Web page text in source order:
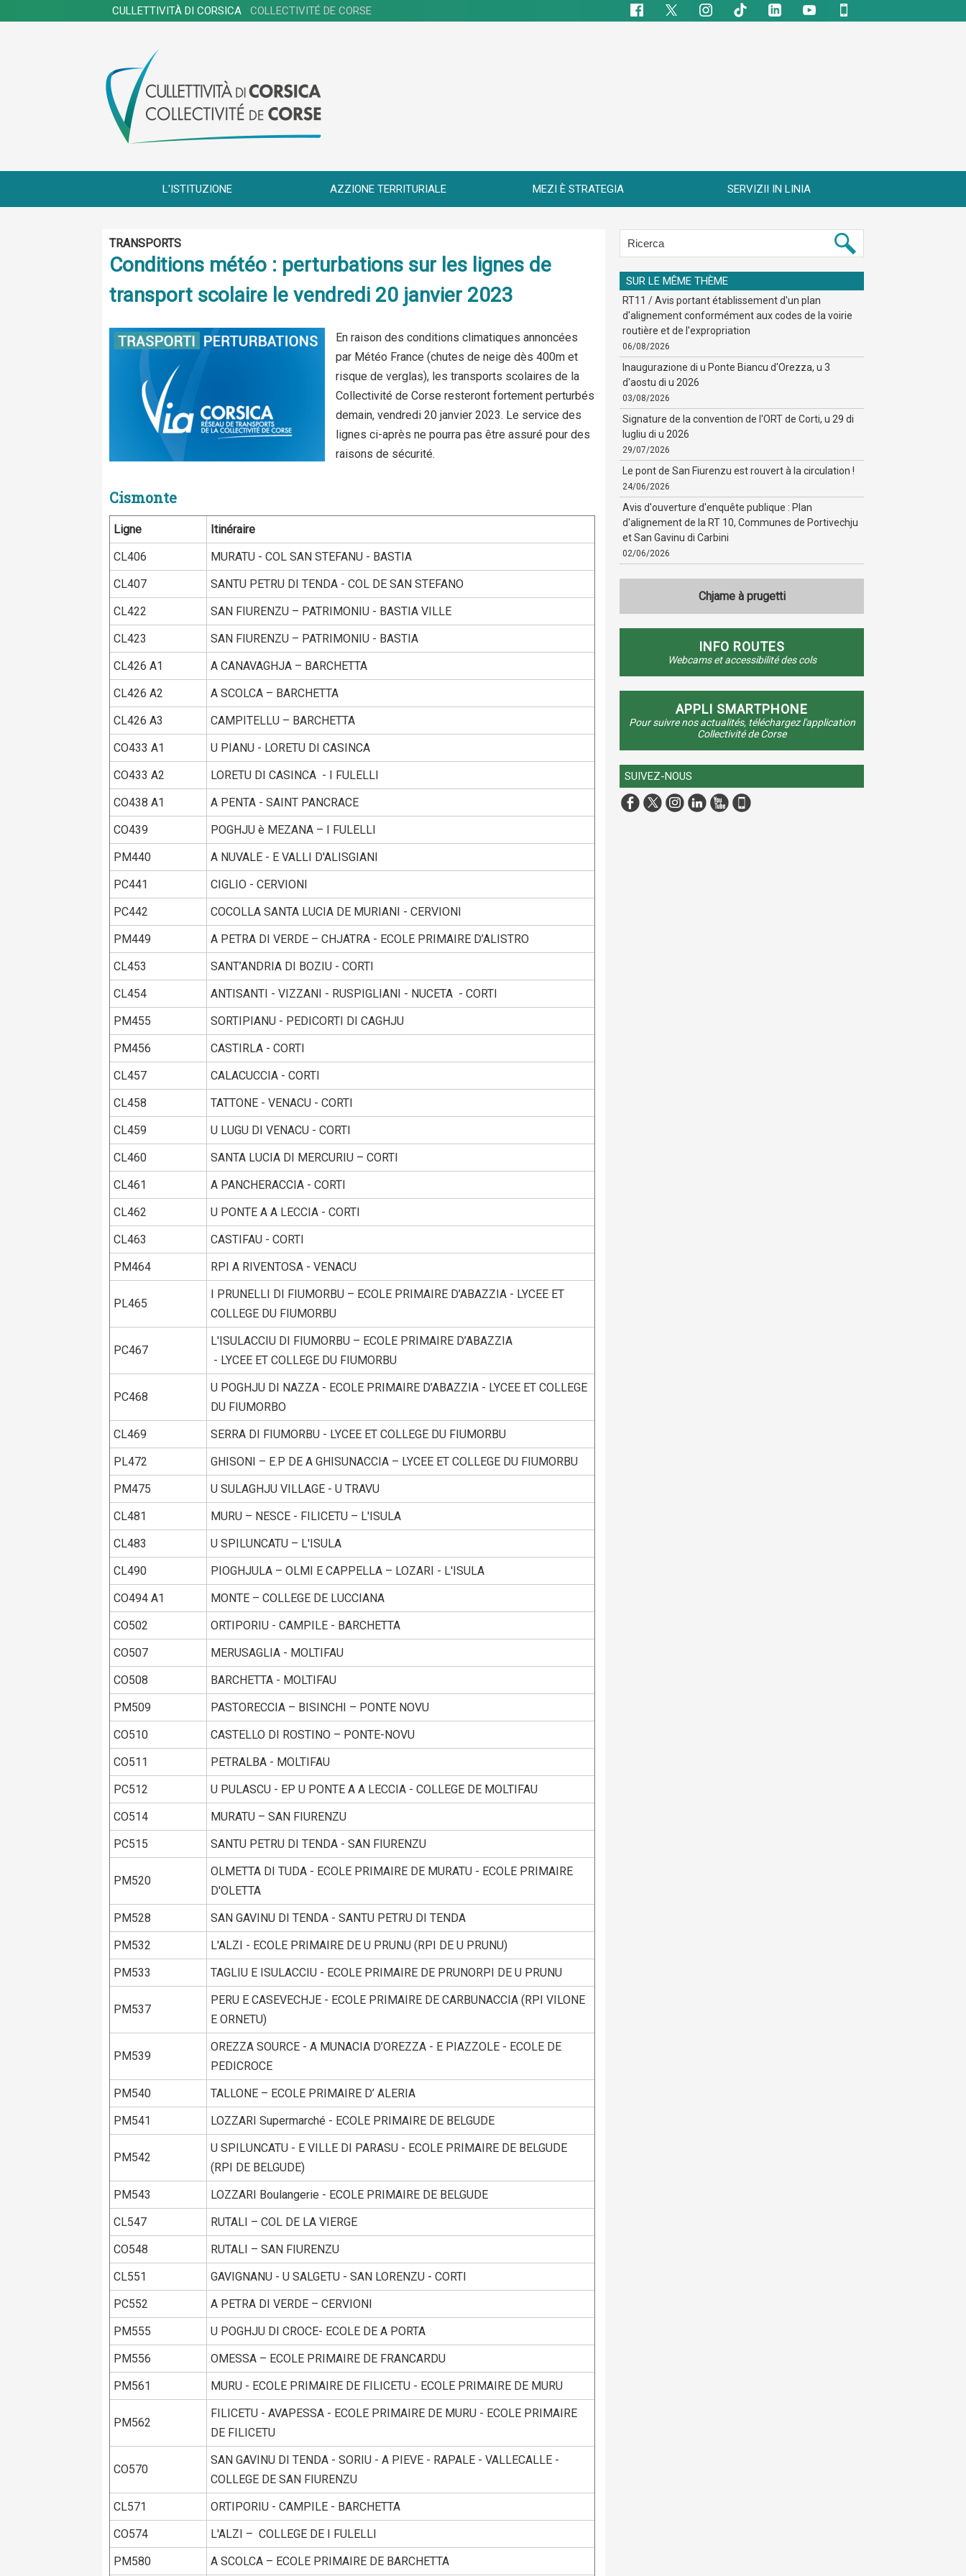
CULLETTIVITÀ DI CORSICA COLLECTIVITÉ DE CORSE
L'ISTITUZIONE AZZIONE TERRITURIALE MEZI È STRATEGIA SERVIZII IN LINIA
TRANSPORTS
Conditions météo : perturbations sur les lignes de
transport scolaire le vendredi 20 janvier 2023
En raison des conditions climatiques annoncées
par Météo France (chutes de neige dès 400m et
risque de verglas), les transports scolaires de la
Collectivité de Corse resteront fortement perturbés
demain, vendredi 20 janvier 2023. Le service des
lignes ci-après ne pourra pas être assuré pour des
raisons de sécurité.
Cismonte
Ligne
Itinéraire
CL406
MURATU - COL SAN STEFANU - BASTIA
CL407
SANTU PETRU DI TENDA - COL DE SAN STEFANO
CL422
SAN FIURENZU – PATRIMONIU - BASTIA VILLE
CL423
SAN FIURENZU – PATRIMONIU - BASTIA
CL426 A1
A CANAVAGHJA – BARCHETTA
CL426 A2
A SCOLCA – BARCHETTA
CL426 A3
CAMPITELLU – BARCHETTA
CO433 A1
U PIANU - LORETU DI CASINCA
CO433 A2
LORETU DI CASINCA - I FULELLI
CO438 A1
A PENTA - SAINT PANCRACE
CO439
POGHJU è MEZANA – I FULELLI
PM440
A NUVALE - E VALLI D'ALISGIANI
PC441
CIGLIO - CERVIONI
PC442
COCOLLA SANTA LUCIA DE MURIANI - CERVIONI
PM449
A PETRA DI VERDE – CHJATRA - ECOLE PRIMAIRE D’ALISTRO
CL453
SANT’ANDRIA DI BOZIU - CORTI
CL454
ANTISANTI - VIZZANI - RUSPIGLIANI - NUCETA - CORTI
PM455
SORTIPIANU - PEDICORTI DI CAGHJU
PM456
CASTIRLA - CORTI
CL457
CALACUCCIA - CORTI
CL458
TATTONE - VENACU - CORTI
CL459
U LUGU DI VENACU - CORTI
CL460
SANTA LUCIA DI MERCURIU – CORTI
CL461
A PANCHERACCIA - CORTI
CL462
U PONTE A A LECCIA - CORTI
CL463
CASTIFAU - CORTI
PM464
RPI A RIVENTOSA - VENACU
PL465
I PRUNELLI DI FIUMORBU – ECOLE PRIMAIRE D’ABAZZIA - LYCEE ET
COLLEGE DU FIUMORBU
PC467
L'ISULACCIU DI FIUMORBU – ECOLE PRIMAIRE D’ABAZZIA
- LYCEE ET COLLEGE DU FIUMORBU
PC468
U POGHJU DI NAZZA - ECOLE PRIMAIRE D’ABAZZIA - LYCEE ET COLLEGE
DU FIUMORBO
CL469
SERRA DI FIUMORBU - LYCEE ET COLLEGE DU FIUMORBU
PL472
GHISONI – E.P DE A GHISUNACCIA – LYCEE ET COLLEGE DU FIUMORBU
PM475
U SULAGHJU VILLAGE - U TRAVU
CL481
MURU – NESCE - FILICETU – L'ISULA
CL483
U SPILUNCATU – L'ISULA
CL490
PIOGHJULA – OLMI E CAPPELLA – LOZARI - L'ISULA
CO494 A1
MONTE – COLLEGE DE LUCCIANA
CO502
ORTIPORIU - CAMPILE - BARCHETTA
CO507
MERUSAGLIA - MOLTIFAU
CO508
BARCHETTA - MOLTIFAU
PM509
PASTORECCIA – BISINCHI – PONTE NOVU
CO510
CASTELLO DI ROSTINO – PONTE-NOVU
CO511
PETRALBA - MOLTIFAU
PC512
U PULASCU - EP U PONTE A A LECCIA - COLLEGE DE MOLTIFAU
CO514
MURATU – SAN FIURENZU
PC515
SANTU PETRU DI TENDA - SAN FIURENZU
PM520
OLMETTA DI TUDA - ECOLE PRIMAIRE DE MURATU - ECOLE PRIMAIRE
D'OLETTA
PM528
SAN GAVINU DI TENDA - SANTU PETRU DI TENDA
PM532
L'ALZI - ECOLE PRIMAIRE DE U PRUNU (RPI DE U PRUNU)
PM533
TAGLIU E ISULACCIU - ECOLE PRIMAIRE DE PRUNORPI DE U PRUNU
PM537
PERU E CASEVECHJE - ECOLE PRIMAIRE DE CARBUNACCIA (RPI VILONE
E ORNETU)
PM539
OREZZA SOURCE - A MUNACIA D’OREZZA - E PIAZZOLE - ECOLE DE
PEDICROCE
PM540
TALLONE – ECOLE PRIMAIRE D’ ALERIA
PM541
LOZZARI Supermarché - ECOLE PRIMAIRE DE BELGUDE
PM542
U SPILUNCATU - E VILLE DI PARASU - ECOLE PRIMAIRE DE BELGUDE
(RPI DE BELGUDE)
PM543
LOZZARI Boulangerie - ECOLE PRIMAIRE DE BELGUDE
CL547
RUTALI – COL DE LA VIERGE
CO548
RUTALI – SAN FIURENZU
CL551
GAVIGNANU - U SALGETU - SAN LORENZU - CORTI
PC552
A PETRA DI VERDE – CERVIONI
PM555
U POGHJU DI CROCE- ECOLE DE A PORTA
PM556
OMESSA – ECOLE PRIMAIRE DE FRANCARDU
PM561
MURU - ECOLE PRIMAIRE DE FILICETU - ECOLE PRIMAIRE DE MURU
PM562
FILICETU - AVAPESSA - ECOLE PRIMAIRE DE MURU - ECOLE PRIMAIRE
DE FILICETU
CO570
SAN GAVINU DI TENDA - SORIU - A PIEVE - RAPALE - VALLECALLE -
COLLEGE DE SAN FIURENZU
CL571
ORTIPORIU - CAMPILE - BARCHETTA
CO574
L'ALZI – COLLEGE DE I FULELLI
PM580
A SCOLCA – ECOLE PRIMAIRE DE BARCHETTA
SUR LE MÊME THÈME
RT11 / Avis portant établissement d'un plan
d'alignement conformément aux codes de la voirie
routière et de l'expropriation
06/08/2026
Inaugurazione di u Ponte Biancu d'Orezza, u 3
d'aostu di u 2026
03/08/2026
Signature de la convention de l'ORT de Corti, u 29 di
lugliu di u 2026
29/07/2026
Le pont de San Fiurenzu est rouvert à la circulation !
24/06/2026
Avis d'ouverture d'enquête publique : Plan
d'alignement de la RT 10, Communes de Portivechju
et San Gavinu di Carbini
02/06/2026
Chjame à prugetti
INFO ROUTES
Webcams et accessibilité des cols
APPLI SMARTPHONE
Pour suivre nos actualités, téléchargez l'application
Collectivité de Corse
SUIVEZ-NOUS